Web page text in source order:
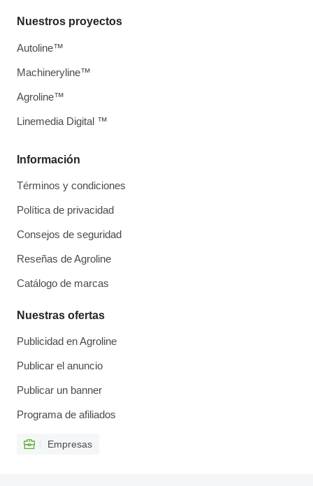
Información
Términos y condiciones
Política de privacidad
Consejos de seguridad
Reseñas de Agroline
Catálogo de marcas
Nuestras ofertas
Publicidad en Agroline
Publicar el anuncio
Publicar un banner
Programa de afiliados
Empresas
Nuestros proyectos
Autoline™
Machineryline™
Agroline™
Linemedia Digital ™